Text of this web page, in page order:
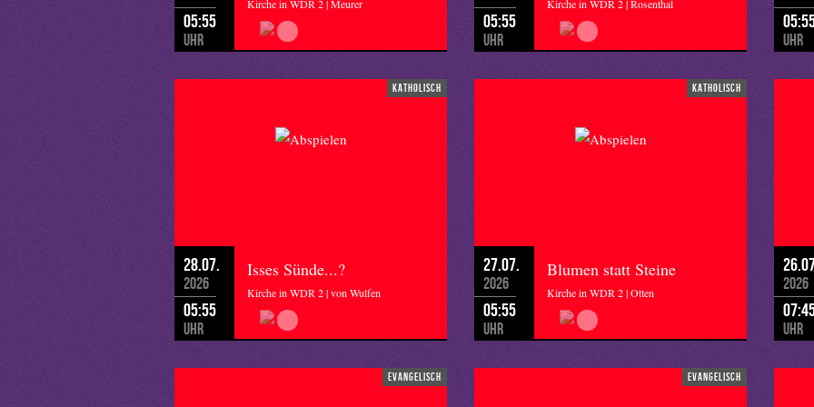
05:55
Uhr
Kirche in WDR 2 | Meurer
05:55
Uhr
Kirche in WDR 2 | Rosenthal
Uhr
katholisch
28.07.
2026
05:55
Uhr
Isses Sünde...?
Kirche in WDR 2 | von Wulfen
katholisch
27.07.
2026
05:55
Uhr
Blumen statt Steine
Kirche in WDR 2 | Otten
2026
Uhr
evangelisch evangelisch